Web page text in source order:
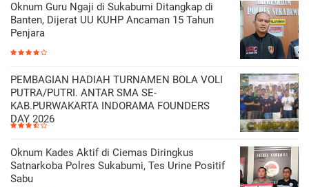
Oknum Guru Ngaji di Sukabumi Ditangkap di
Banten, Dijerat UU KUHP Ancaman 15 Tahun
Penjara
PEMBAGIAN HADIAH TURNAMEN BOLA VOLI
PUTRA/PUTRI. ANTAR SMA SE-
KAB.PURWAKARTA INDORAMA FOUNDERS
DAY 2026
Oknum Kades Aktif di Ciemas Diringkus
Satnarkoba Polres Sukabumi, Tes Urine Positif
Sabu